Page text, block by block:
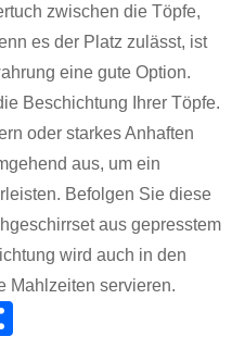
zwischen die Töpfe,
es der Platz zulässt, ist
eine gute Option.
Beschichtung Ihrer Töpfe.
oder starkes Anhaften
aus, um ein
Befolgen Sie diese
aus gepresstem
wird auch in den
Mahlzeiten servieren.